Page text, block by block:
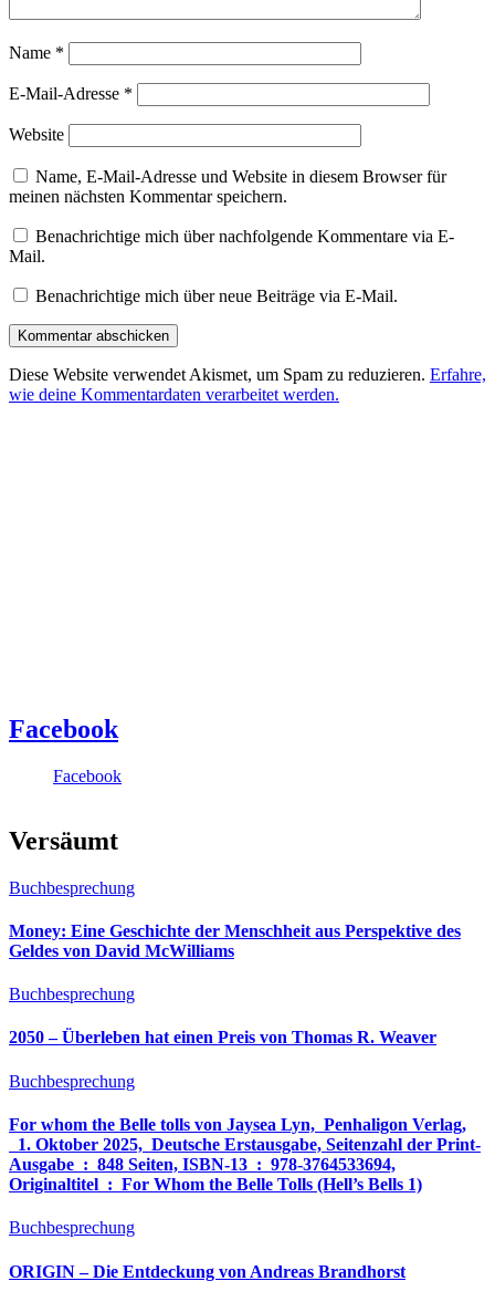
Name *
E-Mail-Adresse *
Website
Name, E-Mail-Adresse und Website in diesem Browser für
meinen nächsten Kommentar speichern.
Benachrichtige mich über nachfolgende Kommentare via E-
Mail.
Benachrichtige mich über neue Beiträge via E-Mail.
Diese Website verwendet Akismet, um Spam zu reduzieren. Erfahre,
wie deine Kommentardaten verarbeitet werden.
Facebook
Facebook
Versäumt
Buchbesprechung
Money: Eine Geschichte der Menschheit aus Perspektive des
Geldes von David McWilliams
Buchbesprechung
2050 – Überleben hat einen Preis von Thomas R. Weaver
Buchbesprechung
For whom the Belle tolls von Jaysea Lyn, ‎ Penhaligon Verlag,
‎ 1. Oktober 2025, ‎ Deutsche Erstausgabe, Seitenzahl der Print-
Ausgabe ‏ : ‎ 848 Seiten, ISBN-13 ‏ : ‎ 978-3764533694,
Originaltitel ‏ : ‎ For Whom the Belle Tolls (Hell’s Bells 1)
Buchbesprechung
ORIGIN – Die Entdeckung von Andreas Brandhorst